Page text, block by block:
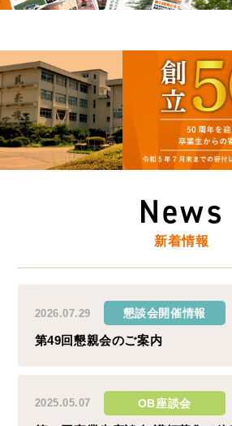
News
新着情報
2026.07.29 懇談会開催情報
第49回懇親会のご案内
2025.05.07 OB座談会